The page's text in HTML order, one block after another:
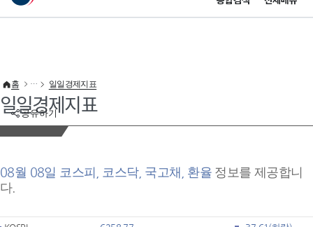
이 누리집은 대한민국 공식 전자정부 누리집입니다.
공유하기
홈 일일경제지표
일일경제지표
08월 08일 코스피, 코스닥, 국고채, 환율 정보를 제공합니
다.